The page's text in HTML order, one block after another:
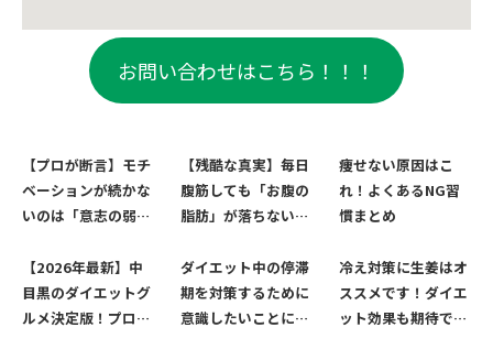
お問い合わせはこちら！！！
【プロが断言】モチ
ベーションが続かな
いのは「意志の弱
的に継続できる4つ
の仕組み
【残酷な真実】毎日
腹筋しても「お腹の
脂肪」が落ちない3
お腹を割る方法
痩せない原因はこ
れ！よくあるNG習
慣まとめ
【2026年最新】中
目黒のダイエットグ
ルメ決定版！プロが
ダイエット中の停滞
期を対策するために
意識したいことにつ
冷え対策に生姜はオ
ススメです！ダイエ
ット効果も期待でき